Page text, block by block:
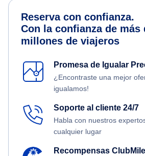
Reserva con confianza.
Con la confianza de más
millones de viajeros
Promesa de Igualar
¿Encontraste una mejor
igualamos!
Soporte al cliente 24/7
Habla con nuestros
cualquier lugar
Recompensas